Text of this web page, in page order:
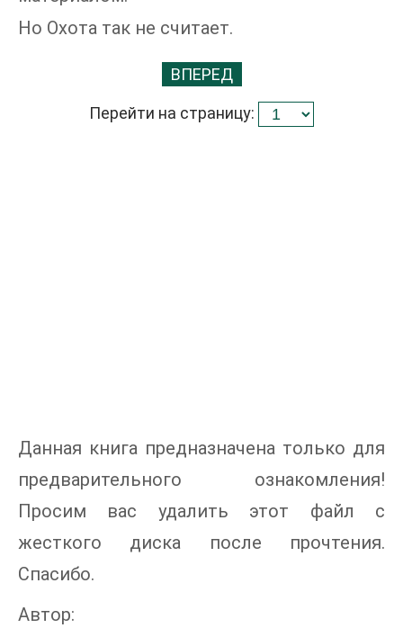
Но Охота так не считает.
ВПЕРЕД
Перейти на страницу:
Данная книга предназначена только для
предварительного ознакомления!
Просим вас удалить этот файл с
жесткого диска после прочтения.
Спасибо.
Автор: